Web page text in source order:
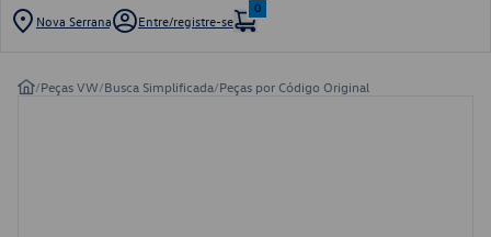
Nova Serrana Entre/registre-se
0
/Peças VW/Busca Simplificada/Peças por Código Original